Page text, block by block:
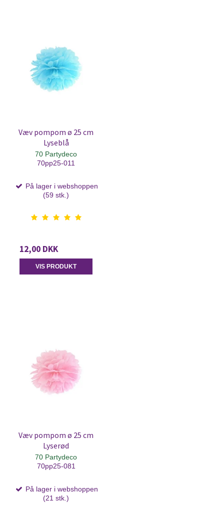
Væv pompom ø 25 cm
Lyseblå
70 Partydeco
70pp25-011
På lager i webshoppen
(59 stk.)
12,00 DKK
VIS PRODUKT
Væv pompom ø 25 cm
Lyserød
70 Partydeco
70pp25-081
På lager i webshoppen
(21 stk.)